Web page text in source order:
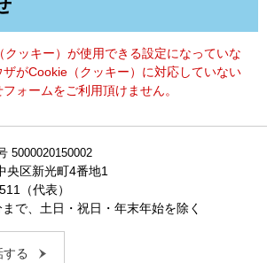
クッキー）が使用できる設定になっていな
がCookie（クッキー）に対応していない
ォームをご利用頂けません。
5000020150002
区新光町4番地1
（代表）
で、土日・祝日・年末年始を除く
る